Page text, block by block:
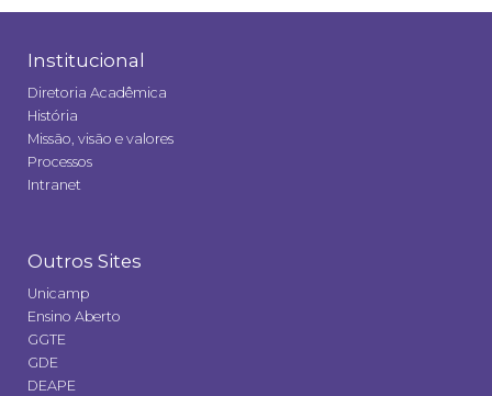
Institucional
Diretoria Acadêmica
História
Missão, visão e valores
Processos
Intranet
Outros Sites
Unicamp
Ensino Aberto
GGTE
GDE
DEAPE